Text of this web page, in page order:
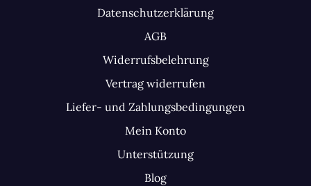
Datenschutzerklärung
AGB
Widerrufsbelehrung
Vertrag widerrufen
Liefer- und Zahlungsbedingungen
Mein Konto
Unterstützung
Blog